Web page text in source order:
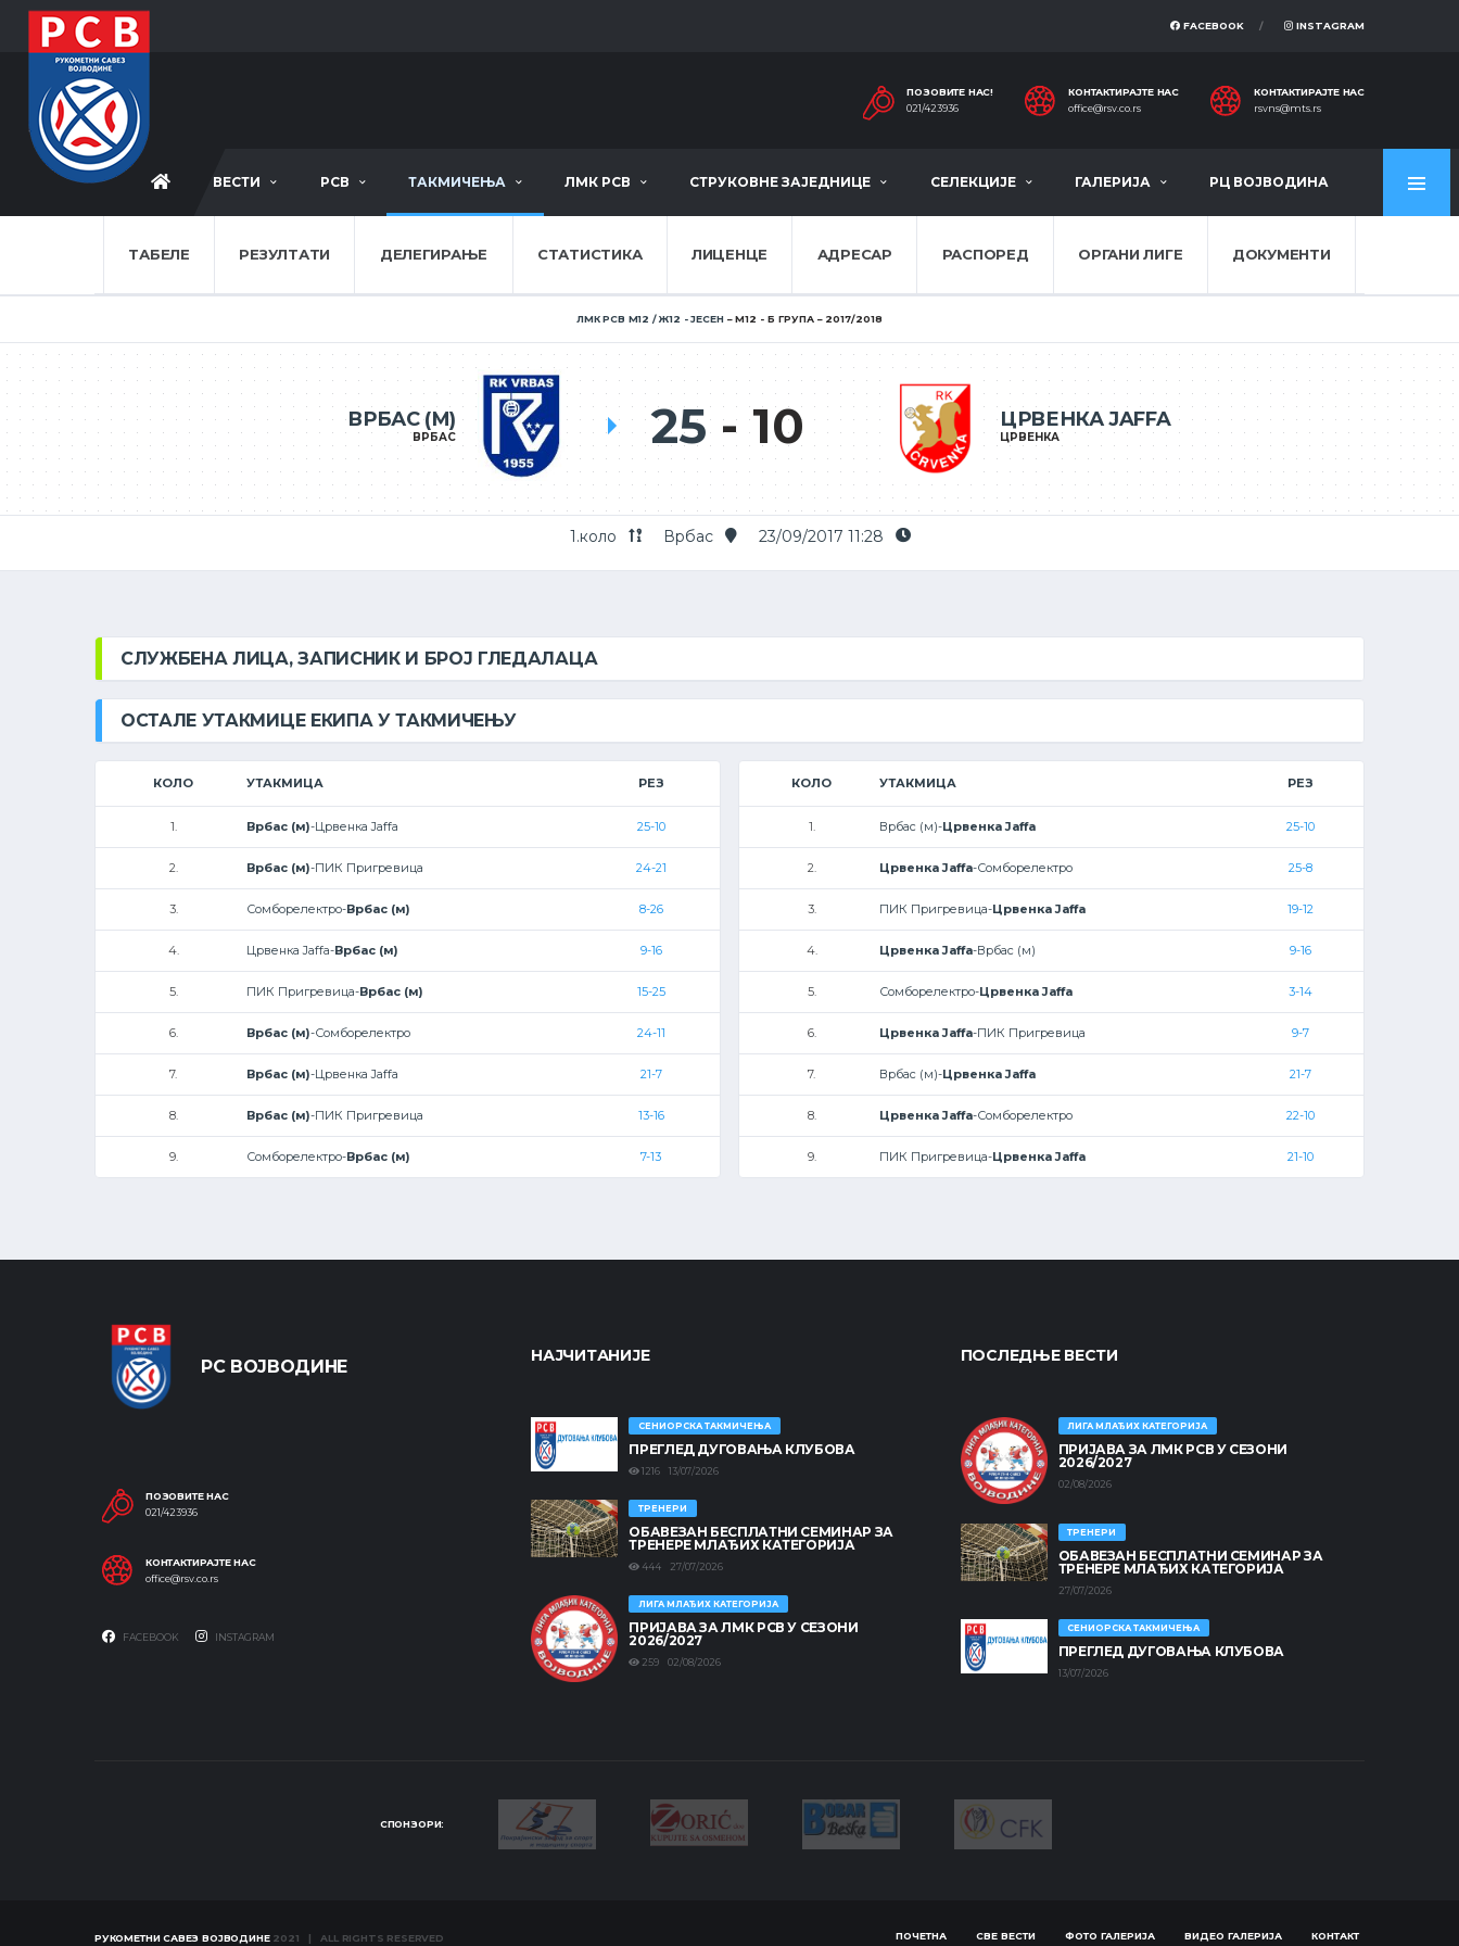
FACEBOOK INSTAGRAM
ПОЗОВИТЕ НАС!
021/423936
КОНТАКТИРАЈТЕ НАС
office@rsv.co.rs
КОНТАКТИРАЈТЕ НАС
rsvns@mts.rs
ВЕСТИ РСВ ТАКМИЧЕЊА ЛМК РСВ СТРУКОВНЕ ЗАЈЕДНИЦЕ СЕЛЕКЦИЈЕ ГАЛЕРИЈА РЦ ВОЈВОДИНА
ТАБЕЛЕ РЕЗУЛТАТИ ДЕЛЕГИРАЊЕ СТАТИСТИКА ЛИЦЕНЦЕ АДРЕСАР РАСПОРЕД ОРГАНИ ЛИГЕ ДОКУМЕНТИ
ЛМК РСВ М12 / Ж12 - ЈЕСЕН М12 - Б ГРУПА 2017/2018
ВРБАС (М)
ВРБАС 25 ЦРВЕНКА JAFFA
ЦРВЕНКА
10
1.коло Врбас 23/09/2017 11:28
СЛУЖБЕНА ЛИЦА, ЗАПИСНИК И БРОЈ ГЛЕДАЛАЦА
ОСТАЛЕ УТАКМИЦЕ ЕКИПА У ТАКМИЧЕЊУ
КОЛО УТАКМИЦА РЕЗ
1. Врбас (м)-Црвенка Jaffa 25-10
2. Врбас (м)-ПИК Пригревица 24-21
3. Сомборелектро-Врбас (м) 8-26
4. Црвенка Jaffa-Врбас (м) 9-16
5. ПИК Пригревица-Врбас (м) 15-25
6. Врбас (м)-Сомборелектро 24-11
7. Врбас (м)-Црвенка Jaffa 21-7
8. Врбас (м)-ПИК Пригревица 13-16
9. Сомборелектро-Врбас (м) 7-13
КОЛО УТАКМИЦА РЕЗ
1. Врбас (м)-Црвенка Jaffa 25-10
2. Црвенка Jaffa-Сомборелектро 25-8
3. ПИК Пригревица-Црвенка Jaffa 19-12
4. Црвенка Jaffa-Врбас (м) 9-16
5. Сомборелектро-Црвенка Jaffa 3-14
6. Црвенка Jaffa-ПИК Пригревица 9-7
7. Врбас (м)-Црвенка Jaffa 21-7
8. Црвенка Jaffa-Сомборелектро 22-10
9. ПИК Пригревица-Црвенка Jaffa 21-10
РС ВОЈВОДИНЕ
ПОЗОВИТЕ НАС
021/423936
КОНТАКТИРАЈТЕ НАС
office@rsv.co.rs
FACEBOOK INSTAGRAM
НАЈЧИТАНИЈЕ
СЕНИОРСКА ТАКМИЧЕЊА
ПРЕГЛЕД ДУГОВАЊА КЛУБОВА
1216 13/07/2026
ТРЕНЕРИ
ОБАВЕЗАН БЕСПЛАТНИ СЕМИНАР ЗА
ТРЕНЕРЕ МЛАЂИХ КАТЕГОРИЈА
444 27/07/2026
ЛИГА МЛАЂИХ КАТЕГОРИЈА
ПРИЈАВА ЗА ЛМК РСВ У СЕЗОНИ
2026/2027
259 02/08/2026
ПОСЛЕДЊЕ ВЕСТИ
ЛИГА МЛАЂИХ КАТЕГОРИЈА
ПРИЈАВА ЗА ЛМК РСВ У СЕЗОНИ
2026/2027
02/08/2026
ТРЕНЕРИ
ОБАВЕЗАН БЕСПЛАТНИ СЕМИНАР ЗА
ТРЕНЕРЕ МЛАЂИХ КАТЕГОРИЈА
27/07/2026
СЕНИОРСКА ТАКМИЧЕЊА
ПРЕГЛЕД ДУГОВАЊА КЛУБОВА
13/07/2026
СПОНЗОРИ:
РУКОМЕТНИ САВЕЗ ВОЈВОДИНЕ2021 | ALL RIGHTS RESERVED ПОЧЕТНА СВЕ ВЕСТИ ФОТО ГАЛЕРИЈА ВИДЕО ГАЛЕРИЈА КОНТАКТ